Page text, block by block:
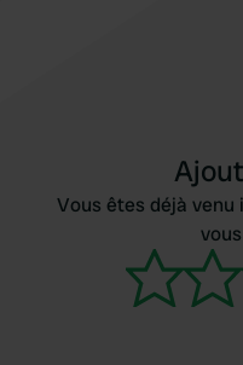
Vous êtes déjà venu